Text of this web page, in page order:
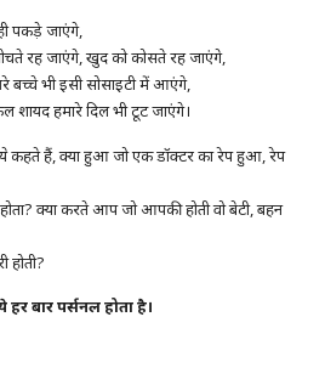
पकड़े जाएंगे,
रह जाएंगे, खुद को कोसते रह जाएंगे,
बच्चे भी इसी सोसाइटी में आएंगे,
हमारे दिल भी टूट जाएंगे।
कहते हैं, क्या हुआ जो एक डॉक्टर का रेप हुआ, रेप
क्या करते आप जो आपकी होती वो बेटी, बहन
हरबारपर्सनलहोताहै।